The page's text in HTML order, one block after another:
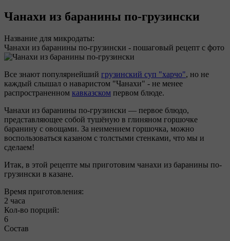
Чанахи из баранины по-грузински
Название для микродаты:
Чанахи из баранины по-грузински - пошаговый рецепт с фото
Все знают популярнейший грузинский суп "харчо", но не
каждый слышал о наваристом "Чанахи" - не менее
распространенном кавказском первом блюде.
Чанахи из баранины по-грузински — первое блюдо,
представляющее собой тушёную в глиняном горшочке
баранину с овощами. За неимением горшочка, можно
воспользоваться казаном с толстыми стенками, что мы и
сделаем!
Итак, в этой рецепте мы приготовим чанахи из баранины по-
грузински в казане.
Время приготовления:
2 часа
Кол-во порций:
6
Состав